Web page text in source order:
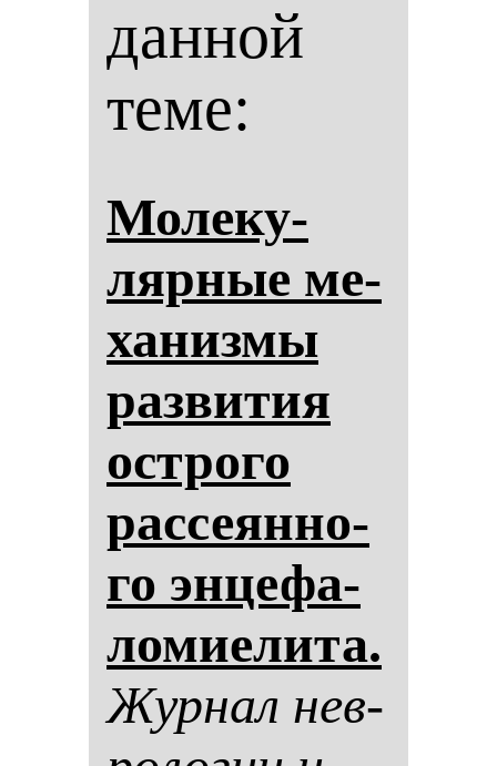
данной
теме:
Мо­ле­ку­
ляр­ные ме­
ха­низ­мы
раз­ви­тия
ос­тро­го
рас­се­ян­но­
го эн­це­фа­
ло­ми­ели­та.
Жур­нал нев­